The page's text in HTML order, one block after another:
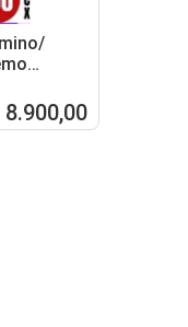
8.900,00